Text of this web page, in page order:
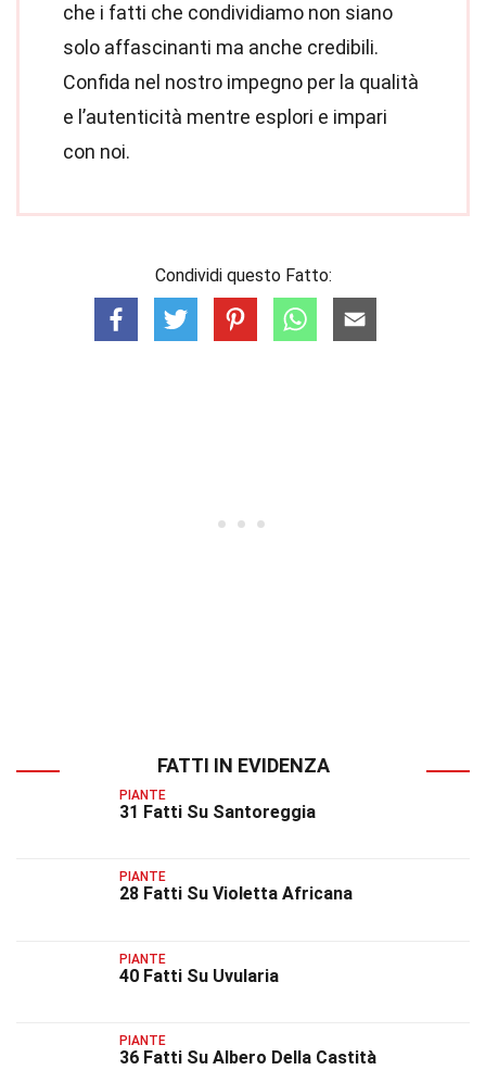
che i fatti che condividiamo non siano
solo affascinanti ma anche credibili.
Confida nel nostro impegno per la qualità
e l’autenticità mentre esplori e impari
con noi.
Condividi questo Fatto:
FATTI IN EVIDENZA
PIANTE
31 Fatti Su Santoreggia
PIANTE
28 Fatti Su Violetta Africana
PIANTE
40 Fatti Su Uvularia
PIANTE
36 Fatti Su Albero Della Castità